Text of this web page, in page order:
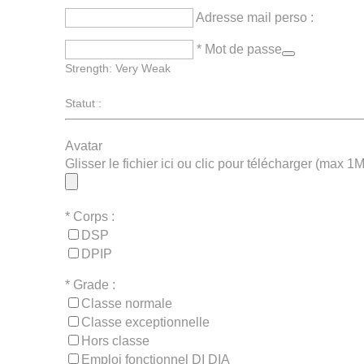
Adresse mail perso :
* Mot de passe
Strength: Very Weak
Statut :
Avatar
Glisser le fichier ici ou clic pour télécharger (max
* Corps :
DSP
DPIP
* Grade :
Classe normale
Classe exceptionnelle
Hors classe
Emploi fonctionnel DI DIA